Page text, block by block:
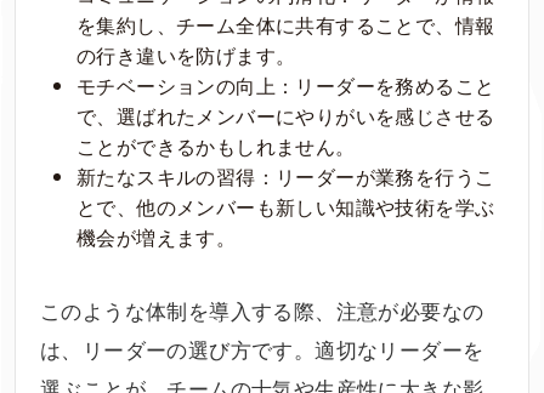
を集約し、チーム全体に共有することで、情報
の行き違いを防げます。
モチベーションの向上：リーダーを務めること
で、選ばれたメンバーにやりがいを感じさせる
ことができるかもしれません。
新たなスキルの習得：リーダーが業務を行うこ
とで、他のメンバーも新しい知識や技術を学ぶ
機会が増えます。
このような体制を導入する際、注意が必要なの
は、リーダーの選び方です。適切なリーダーを